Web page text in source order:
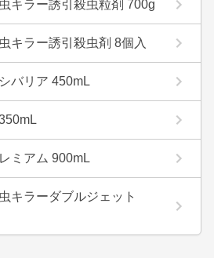
キラー誘引殺虫粒剤 700g
キラー誘引殺虫剤 8個入
バリア 450mL
ミアム 900mL
キラーダブルジェット